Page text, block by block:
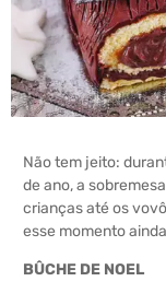
Não tem jeito:
de ano, a
crianças até os
esse momento
BÛCHE DE NOEL